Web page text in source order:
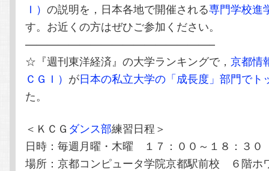
Ｉ）の説明を，日本各地で開催される専門学校進
す。お近くの方はぜひご参加ください。
—————————————————–
☆『週刊東洋経済』の大学ランキングで，京都情
ＣＧＩ） が日本の私立大学の「成長度」部門でト
た。
＜ＫＣＧ ダンス部練習日程＞
日時：毎週月曜・木曜 １７：００～１８：３０
場所：京都コンピュータ学院京都駅前校 ６階ホ